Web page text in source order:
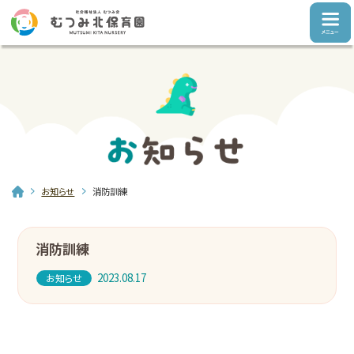
お知らせ 消防訓練
消防訓練
お知らせ 2023.08.17